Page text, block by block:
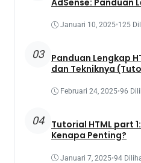
Januari 10, 2025•125
03
Panduan Lengkap
dan Tekniknya
Februari 24, 2025•96
04
Tutorial HTML part
Kenapa Penting?
Januari 7, 2025•94